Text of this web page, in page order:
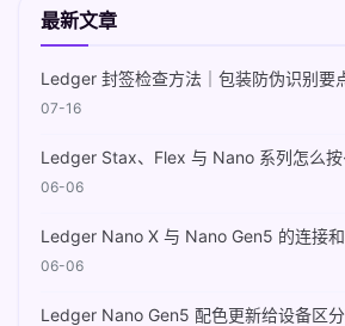
最新文章
Ledger 封签检查方法｜包装防伪识别要点
07-16
Ledger Stax、Flex 与 Nano 系列怎么按
06-06
Ledger Nano X 与 Nano Gen5 的连接和
06-06
Ledger Nano Gen5 配色更新给设备区分